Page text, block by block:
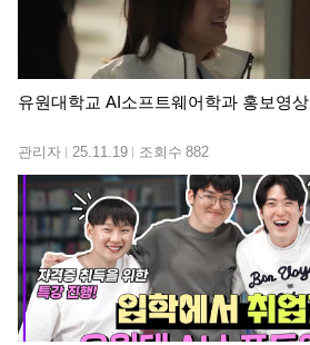
유원대학교 AI소프트웨어학과 홍보영상
관리자 25.11.19 조회수 882